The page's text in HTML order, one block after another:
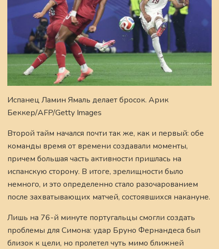
Испанец Ламин Ямаль делает бросок. Арик
Беккер/AFP/Getty Images
Второй тайм начался почти так же, как и первый: обе
команды время от времени создавали моменты,
причем большая часть активности пришлась на
испанскую сторону. В итоге, зрелищности было
немного, и это определенно стало разочарованием
после захватывающих матчей, состоявшихся накануне.
Лишь на 76-й минуте португальцы смогли создать
проблемы для Симона: удар Бруно Фернандеса был
близок к цели, но пролетел чуть мимо ближней